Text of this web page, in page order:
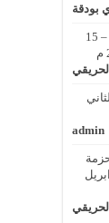
بودقة
تطبيقات متقدمة لنظم المعلومات الجغرافية 11 – 15
1 جماد الثاني
admin
SPSS ه، 28 ربيع الثاني إلى 2 جماد الأول / 2 – 6 ابريل